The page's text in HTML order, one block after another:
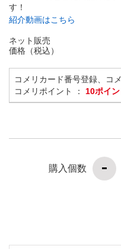
す！
紹介動画はこちら
ネット販売
価格（税込）
コメリカード番号登録、コ
コメリポイント ： 10ポイ
購入個数